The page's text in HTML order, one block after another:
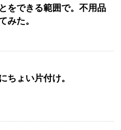
をできる範囲で。不用品
みた。
ちょい片付け。